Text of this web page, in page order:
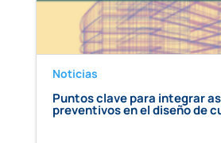
Noticias
Puntos clave para integrar
preventivos en el diseño de